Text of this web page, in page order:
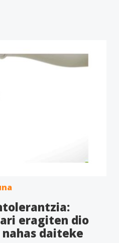
eragiten dio
daiteke